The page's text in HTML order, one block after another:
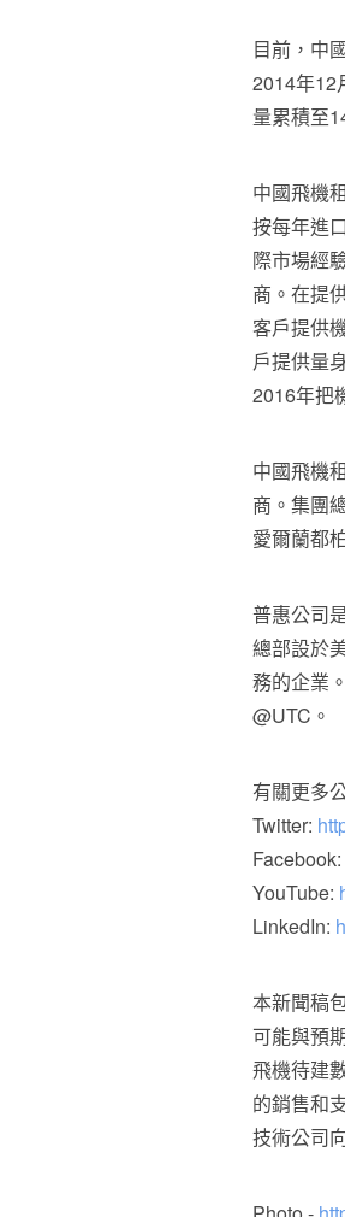
目前，中
2014年12
量累積至
中國飛機
按每年進
際市場經
商。在提
客戶提供
戶提供量
2016年把
中國飛機
商。集團
愛爾蘭都
普惠公司
總部設於
務的企業
@UTC。
有關更多
Twitter:
Facebook:
YouTube:
LinkedIn:
本新聞稿
可能與預
飛機待建
的銷售和
技術公司